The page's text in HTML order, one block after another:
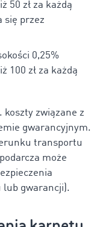
50 zł za każdą
się przez
0,25%
100 zł za każdą
koszty związane z
gwarancyjnym.
transportu
może
lub gwarancji).